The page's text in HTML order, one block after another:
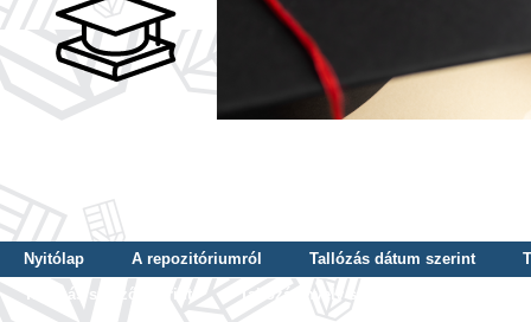
Nyitólap A repozitóriumról Tallózás dátum szerint
Tallózás szerző szerint
Tallózás nyelv szerint